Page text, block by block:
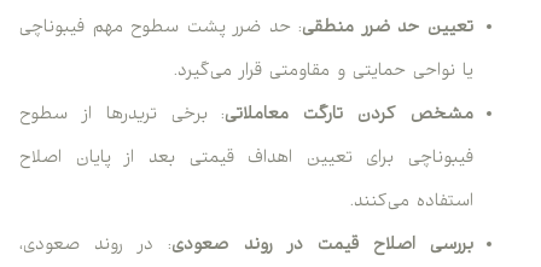
تعیین حد ضرر منطقی: حد ضرر پشت سطوح مهم فیبوناچی
یا نواحی حمایتی و مقاومتی قرار می‌گیرد.
مشخص کردن تارگت معاملاتی: برخی تریدرها از سطوح
فیبوناچی برای تعیین اهداف قیمتی بعد از پایان اصلاح
استفاده می‌کنند.
بررسی اصلاح قیمت در روند صعودی: در روند صعودی،